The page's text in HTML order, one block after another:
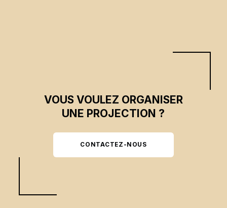
VOUS VOULEZ ORGANISER
UNE PROJECTION ?
CONTACTEZ-NOUS